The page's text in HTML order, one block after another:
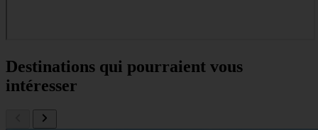
Destinations qui pourraient vous
intéresser